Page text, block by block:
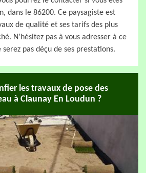
dans le 86200. Ce paysagiste est
de qualité et ses tarifs des plus
N’hésitez pas à vous adresser à ce
pas déçu de ses prestations.
les travaux de pose des
à Claunay En Loudun ?